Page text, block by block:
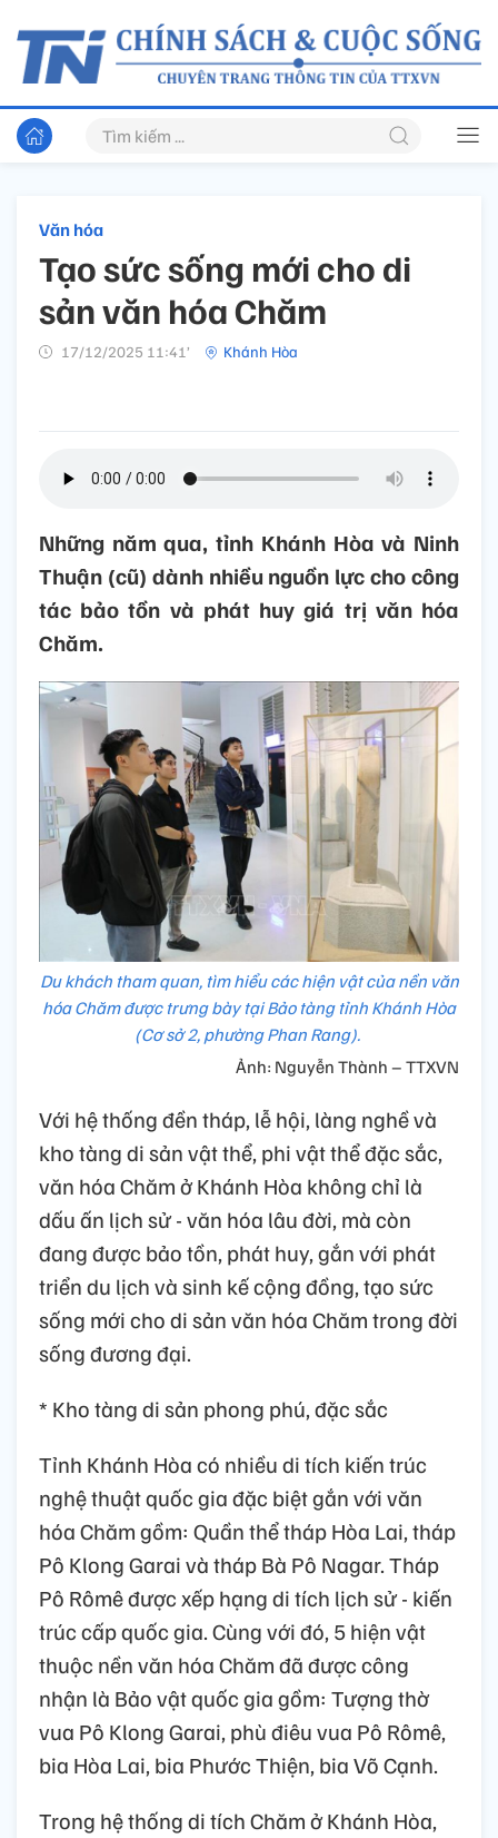
Văn hóa
Tạo sức sống mới cho di
sản văn hóa Chăm
17/12/2025 11:41’ Khánh Hòa
Những năm qua, tỉnh Khánh Hòa và Ninh
Thuận (cũ) dành nhiều nguồn lực cho công
tác bảo tồn và phát huy giá trị văn hóa
Chăm.
Du khách tham quan, tìm hiểu các hiện vật của nền văn
hóa Chăm được trưng bày tại Bảo tàng tỉnh Khánh Hòa
(Cơ sở 2, phường Phan Rang).
Ảnh: Nguyễn Thành – TTXVN
Với hệ thống đền tháp, lễ hội, làng nghề và
kho tàng di sản vật thể, phi vật thể đặc sắc,
văn hóa Chăm ở Khánh Hòa không chỉ là
dấu ấn lịch sử - văn hóa lâu đời, mà còn
đang được bảo tồn, phát huy, gắn với phát
triển du lịch và sinh kế cộng đồng, tạo sức
sống mới cho di sản văn hóa Chăm trong đời
sống đương đại.
* Kho tàng di sản phong phú, đặc sắc
Tỉnh Khánh Hòa có nhiều di tích kiến trúc
nghệ thuật quốc gia đặc biệt gắn với văn
hóa Chăm gồm: Quần thể tháp Hòa Lai, tháp
Pô Klong Garai và tháp Bà Pô Nagar. Tháp
Pô Rômê được xếp hạng di tích lịch sử - kiến
trúc cấp quốc gia. Cùng với đó, 5 hiện vật
thuộc nền văn hóa Chăm đã được công
nhận là Bảo vật quốc gia gồm: Tượng thờ
vua Pô Klong Garai, phù điêu vua Pô Rômê,
bia Hòa Lai, bia Phước Thiện, bia Võ Cạnh.
Trong hệ thống di tích Chăm ở Khánh Hòa,